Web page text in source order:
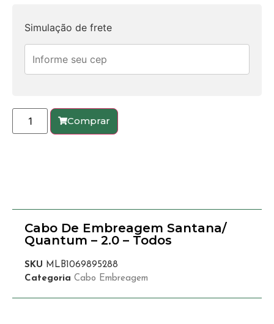
Simulação de frete
Comprar
Cabo De Embreagem Santana/
Quantum – 2.0 – Todos
SKU MLB1069895288
Categoria Cabo Embreagem